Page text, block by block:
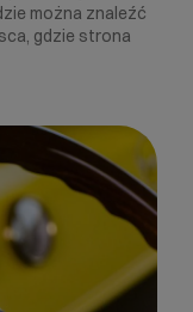
można znaleźć
gdzie strona